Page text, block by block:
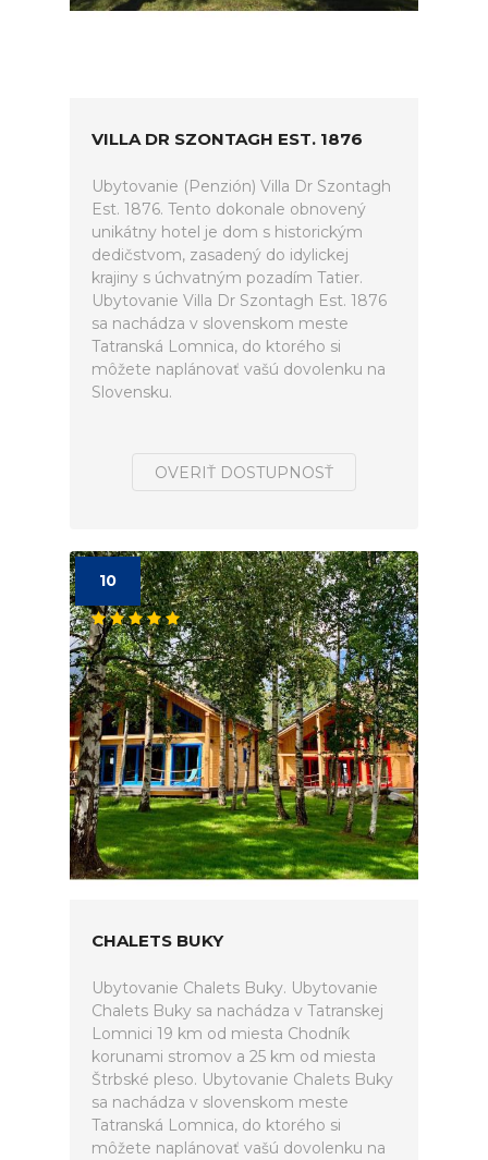
VILLA DR SZONTAGH EST. 1876
Ubytovanie (Penzión) Villa Dr Szontagh
Est. 1876. Tento dokonale obnovený
unikátny hotel je dom s historickým
dedičstvom, zasadený do idylickej
krajiny s úchvatným pozadím Tatier.
Ubytovanie Villa Dr Szontagh Est. 1876
sa nachádza v slovenskom meste
Tatranská Lomnica, do ktorého si
môžete naplánovať vašú dovolenku na
Slovensku.
OVERIŤ DOSTUPNOSŤ
10
CHALETS BUKY
Ubytovanie Chalets Buky. Ubytovanie
Chalets Buky sa nachádza v Tatranskej
Lomnici 19 km od miesta Chodník
korunami stromov a 25 km od miesta
Štrbské pleso. Ubytovanie Chalets Buky
sa nachádza v slovenskom meste
Tatranská Lomnica, do ktorého si
môžete naplánovať vašú dovolenku na